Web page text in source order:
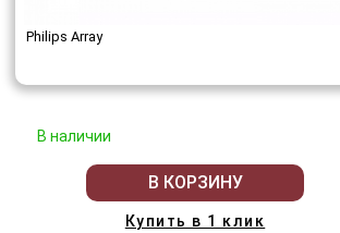
Philips Array
В наличии
В КОРЗИНУ
Купить в 1 клик